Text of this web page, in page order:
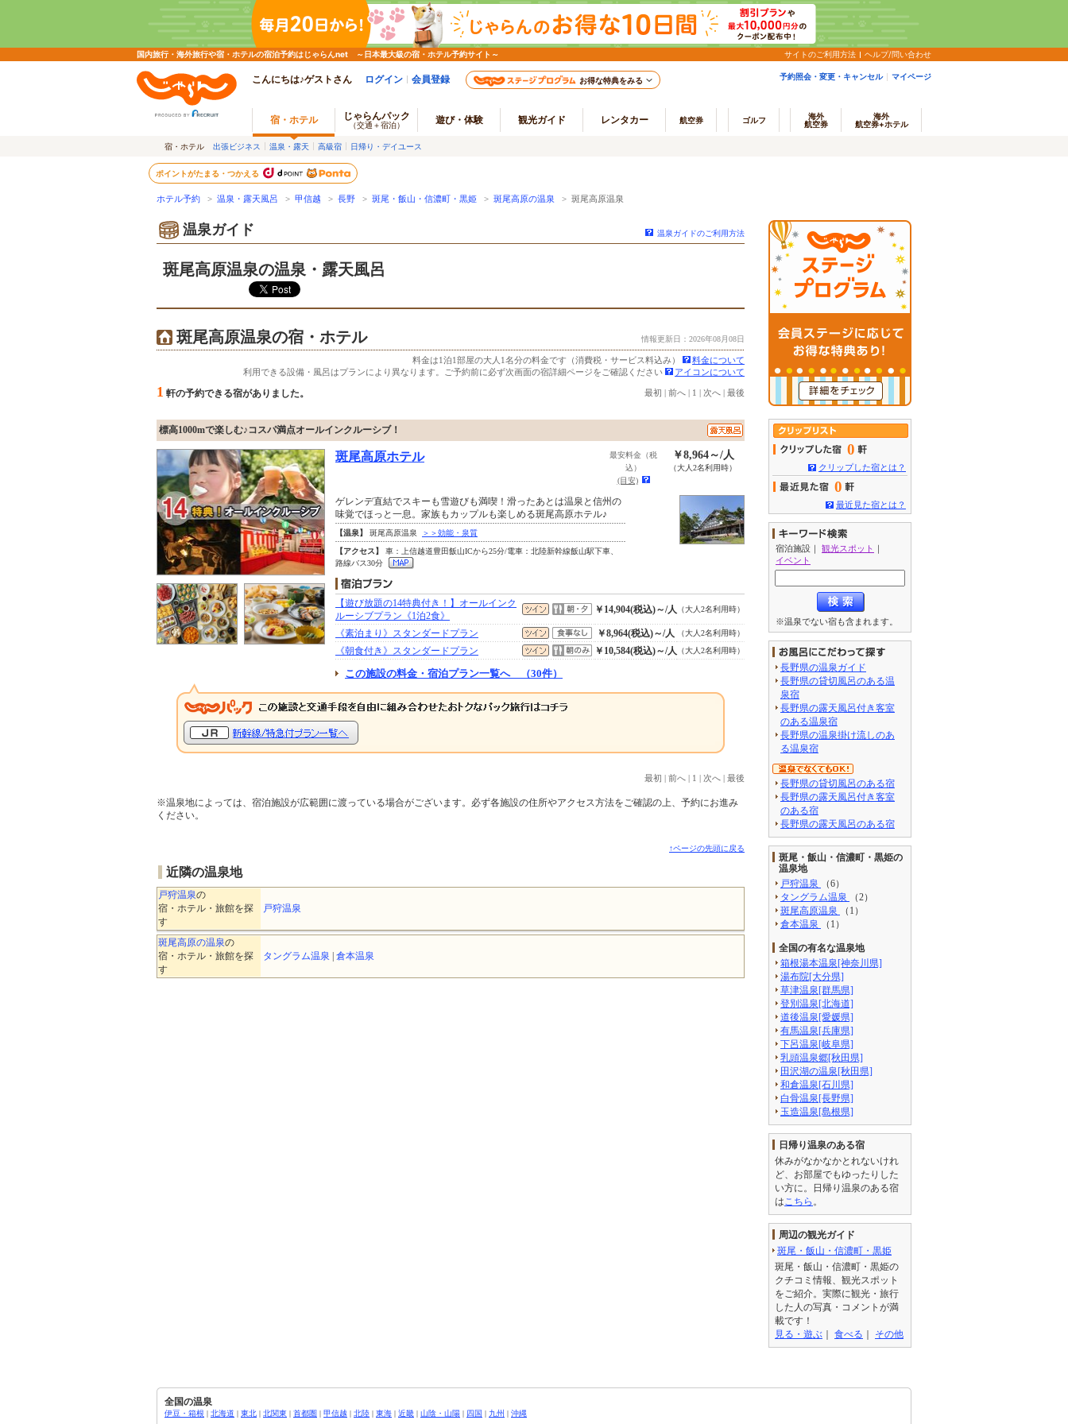
国内旅行・海外旅行や宿・ホテルの宿泊予約はじゃらんnet ～日本最大級の宿・ホテル予約サイト～ サイトのご利用方法 ヘルプ/問い合わせ
こんにちは♪ゲストさん ログイン 会員登録 お得な特典をみる 予約照会・変更・キャンセル マイページ
宿・ホテル じゃらんパック
（交通＋宿泊） 遊び・体験 観光ガイド レンタカー 航空券 ゴルフ
海外
航空券
海外
航空券+ホテル
宿・ホテル 出張ビジネス 温泉・露天 高級宿 日帰り・デイユース
ポイントがたまる・つかえる
ホテル予約 > 温泉・露天風呂 > 甲信越 > 長野 > 斑尾・飯山・信濃町・黒姫 > 斑尾高原の温泉 > 斑尾高原温泉
温泉ガイド 温泉ガイドのご利用方法
斑尾高原温泉の温泉・露天風呂
斑尾高原温泉の宿・ホテル 情報更新日：2026年08月08日
料金は1泊1部屋の大人1名分の料金です（消費税・サービス料込み）
料金について
利用できる設備・風呂はプランにより異なります。ご予約前に必ず次画面の宿詳細ページをご確認ください
アイコンについて
1 軒の予約できる宿がありました。 最初 | 前へ | 1 | 次へ | 最後
標高1000mで楽しむ♪コスパ満点オールインクルーシブ！
斑尾高原ホテル
最安料金（税
込）
(目安)
￥8,964～/人
（大人2名利用時）
ゲレンデ直結でスキーも雪遊びも満喫！滑ったあとは温泉と信州の
味覚でほっと一息。家族もカップルも楽しめる斑尾高原ホテル♪
【温泉】 斑尾高原温泉 ＞＞効能・泉質
【アクセス】
車：上信越道豊田飯山ICから25分/電車：北陸新幹線飯山駅下車、
路線バス30分
【遊び放題の14特典付き！】オールインク
ルーシブプラン《1泊2食》
￥14,904(税込)～/人 （大人2名利用時）
《素泊まり》スタンダードプラン ￥8,964(税込)～/人 （大人2名利用時）
《朝食付き》スタンダードプラン ￥10,584(税込)～/人 （大人2名利用時）
この施設の料金・宿泊プラン一覧へ （30件）
最初 | 前へ | 1 | 次へ | 最後
※温泉地によっては、宿泊施設が広範囲に渡っている場合がございます。必ず各施設の住所やアクセス方法をご確認の上、予約にお進み
ください。
↑ページの先頭に戻る
近隣の温泉地
戸狩温泉の
宿・ホテル・旅館を探
す
戸狩温泉
斑尾高原の温泉の
宿・ホテル・旅館を探
す
タングラム温泉 | 倉本温泉
0
クリップした宿とは？
0
最近見た宿とは？
宿泊施設 ｜ 観光スポット ｜
イベント
※温泉でない宿も含まれます。
長野県の温泉ガイド
長野県の貸切風呂のある温
泉宿
長野県の露天風呂付き客室
のある温泉宿
長野県の温泉掛け流しのあ
る温泉宿
長野県の貸切風呂のある宿
長野県の露天風呂付き客室
のある宿
長野県の露天風呂のある宿
斑尾・飯山・信濃町・黒姫の
温泉地
戸狩温泉
（6）
タングラム温泉
（2）
斑尾高原温泉
（1）
倉本温泉
（1）
全国の有名な温泉地
箱根湯本温泉[神奈川県]
湯布院[大分県]
草津温泉[群馬県]
登別温泉[北海道]
道後温泉[愛媛県]
有馬温泉[兵庫県]
下呂温泉[岐阜県]
乳頭温泉郷[秋田県]
田沢湖の温泉[秋田県]
和倉温泉[石川県]
白骨温泉[長野県]
玉造温泉[島根県]
日帰り温泉のある宿
休みがなかなかとれないけれ
ど、お部屋でもゆったりした
い方に。日帰り温泉のある宿
は こちら 。
周辺の観光ガイド
斑尾・飯山・信濃町・黒姫
斑尾・飯山・信濃町・黒姫の
クチコミ情報、観光スポット
をご紹介。実際に観光・旅行
した人の写真・コメントが満
載です！
見る・遊ぶ ｜ 食べる ｜ その他
全国の温泉
伊豆・箱根 | 北海道 | 東北 | 北関東 | 首都圏 | 甲信越 | 北陸 | 東海 | 近畿 | 山陰・山陽 | 四国 | 九州 | 沖縄